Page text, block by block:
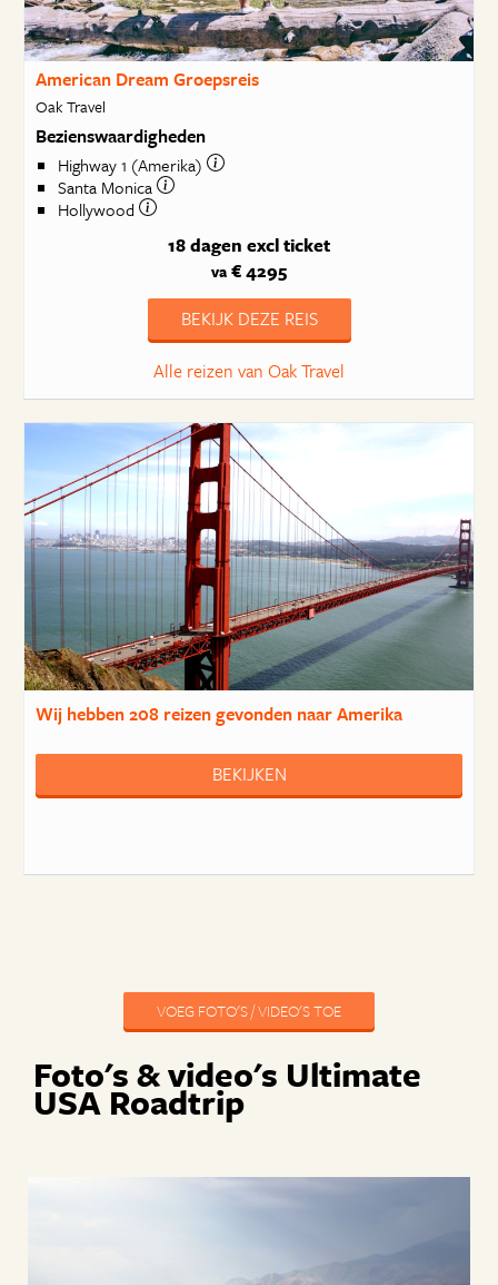
American Dream Groepsreis
Oak Travel
Bezienswaardigheden
Highway 1 (Amerika)
Santa Monica
Hollywood
18 dagen excl ticket
va € 4295
BEKIJK DEZE REIS
Alle reizen van Oak Travel
Wij hebben208 reizengevonden naar Amerika
BEKIJKEN
VOEG FOTO'S / VIDEO'S TOE
Foto's & video's Ultimate
USA Roadtrip